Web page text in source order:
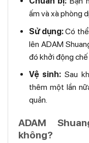
ấm và xà phòng
Sử dụng:Có
lên ADAM
đó khởi động
Vệ sinh: Sau
thêm một lần
quản.
ADAM
không?